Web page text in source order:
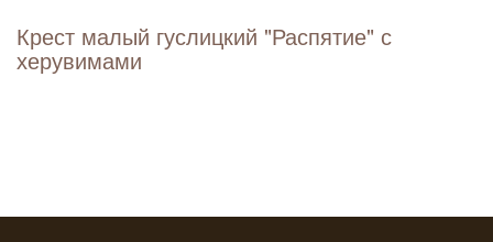
Крест малый гуслицкий "Распятие" с
херувимами